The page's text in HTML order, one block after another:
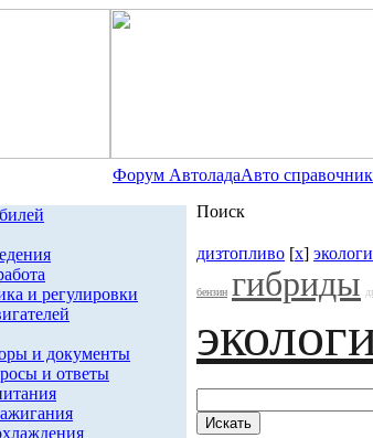
Форум АвтоладаАвто справочник
и регулировки
и документы
и ответы
Поиск
дизтопливо [x]
бензин гибриды